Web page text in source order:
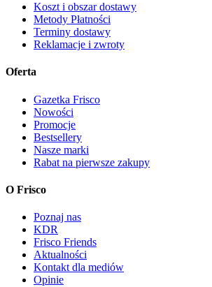
Koszt i obszar dostawy
Metody Płatności
Terminy dostawy
Reklamacje i zwroty
Oferta
Gazetka Frisco
Nowości
Promocje
Bestsellery
Nasze marki
Rabat na pierwsze zakupy
O Frisco
Poznaj nas
KDR
Frisco Friends
Aktualności
Kontakt dla mediów
Opinie